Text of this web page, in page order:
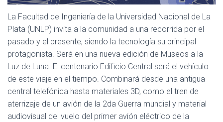
La Facultad de Ingeniería de la Universidad Nacional de La
Plata (UNLP) invita a la comunidad a una recorrida por el
pasado y el presente, siendo la tecnología su principal
protagonista. Será en una nueva edición de Museos a la
Luz de Luna. El centenario Edificio Central será el vehículo
de este viaje en el tiempo. Combinará desde una antigua
central telefónica hasta materiales 3D, como el tren de
aterrizaje de un avión de la 2da Guerra mundial y material
audiovisual del vuelo del primer avión eléctrico de la